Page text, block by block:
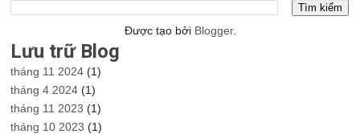
Được tạo bởi Blogger.
Lưu trữ Blog
tháng 11 2024 (1)
tháng 4 2024 (1)
tháng 11 2023 (1)
tháng 10 2023 (1)